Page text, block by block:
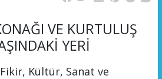
VE KURTULUŞ
YERİ
Fikir, Kültür, Sanat ve